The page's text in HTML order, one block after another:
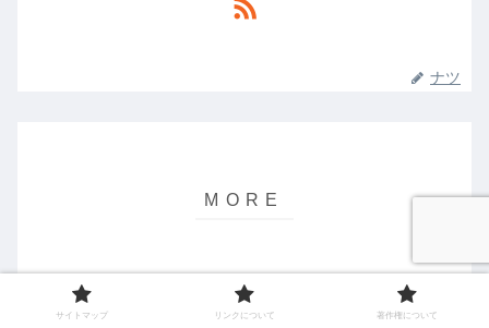
ナツ
日向坂46の2023紅白落選はな
ぜ？その理由を徹底検証
サイトマップ リンクについて 著作権について